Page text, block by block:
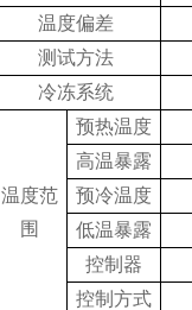
温度偏差
测试方法
冷冻系统
温度范
围
预热温度
高温暴露
预冷温度
低温暴露
控制器
控制方式